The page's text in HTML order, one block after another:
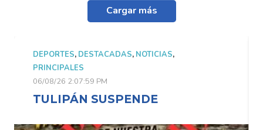
Cargar más
DEPORTES, DESTACADAS, NOTICIAS,
PRINCIPALES
06/08/26 2:07:59 PM
TULIPÁN SUSPENDE